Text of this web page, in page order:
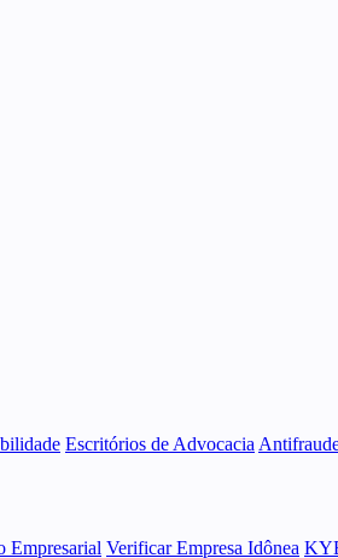
Escritórios de Advocacia
Empresarial Verificar Empresa Idônea